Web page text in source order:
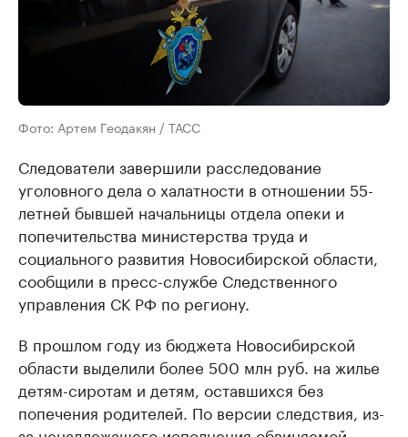
Фото: Артем Геодакян / ТАСС
Следователи завершили расследование
уголовного дела о халатности в отношении 55-
летней бывшей начальницы отдела опеки и
попечительства министерства труда и
социального развития Новосибирской области,
сообщили в пресс-службе Следственного
управления СК РФ по региону.
В прошлом году из бюджета Новосибирской
области выделили более 500 млн руб. на жилье
детям-сиротам и детям, оставшихся без
попечения родителей. По версии следствия, из-